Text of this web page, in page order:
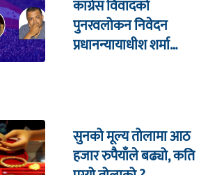
कांग्रेस विवादको
पुनरवलोकन निवेदन
प्रधानन्यायाधीश शर्मा
सुनको मूल्य तोलामा आठ
हजार रुपैयाँले बढ्यो, कति